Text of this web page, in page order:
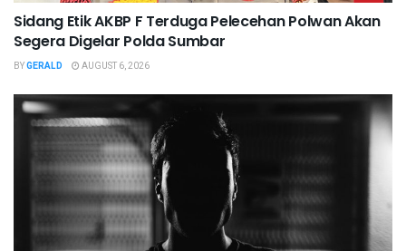
Sidang Etik AKBP F Terduga Pelecehan Polwan Akan
Segera Digelar Polda Sumbar
BYGERALD AUGUST 6, 2026